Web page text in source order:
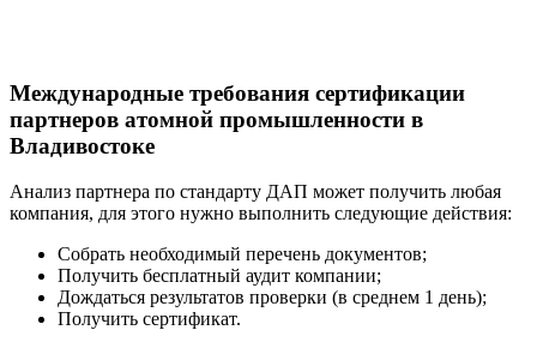
Международные требования сертификации
партнеров атомной промышленности в
Владивостоке
Анализ партнера по стандарту ДАП может получить любая
компания, для этого нужно выполнить следующие действия:
Собрать необходимый перечень документов;
Получить бесплатный аудит компании;
Дождаться результатов проверки (в среднем 1 день);
Получить сертификат.